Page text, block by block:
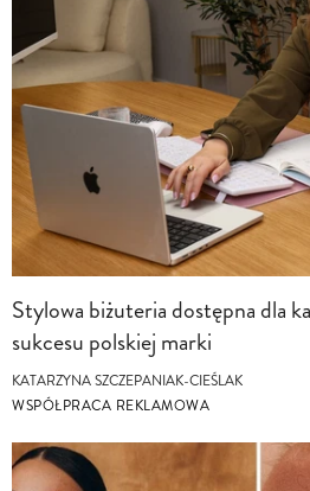
Stylowa biżuteria dostępna dla
sukcesu polskiej marki
KATARZYNA SZCZEPANIAK-CIEŚLAK
WSPÓŁPRACA REKLAMOWA